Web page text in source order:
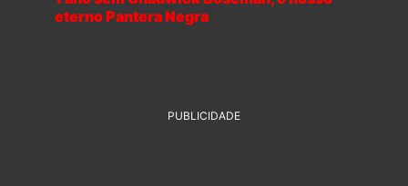
eterno Pantera Negra
PUBLICIDADE